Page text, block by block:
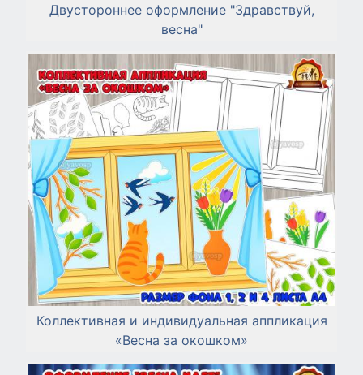
Двустороннее оформление "Здравствуй,
весна"
Коллективная и индивидуальная аппликация
«Весна за окошком»